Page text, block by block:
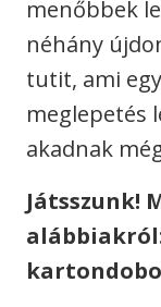
menőbbek
néhány
tutit, ami
meglepetés
akadnak
Játsszunk!